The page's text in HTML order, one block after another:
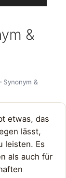
&
Synonym &
etwas, das
lässt,
leisten. Es
als auch für